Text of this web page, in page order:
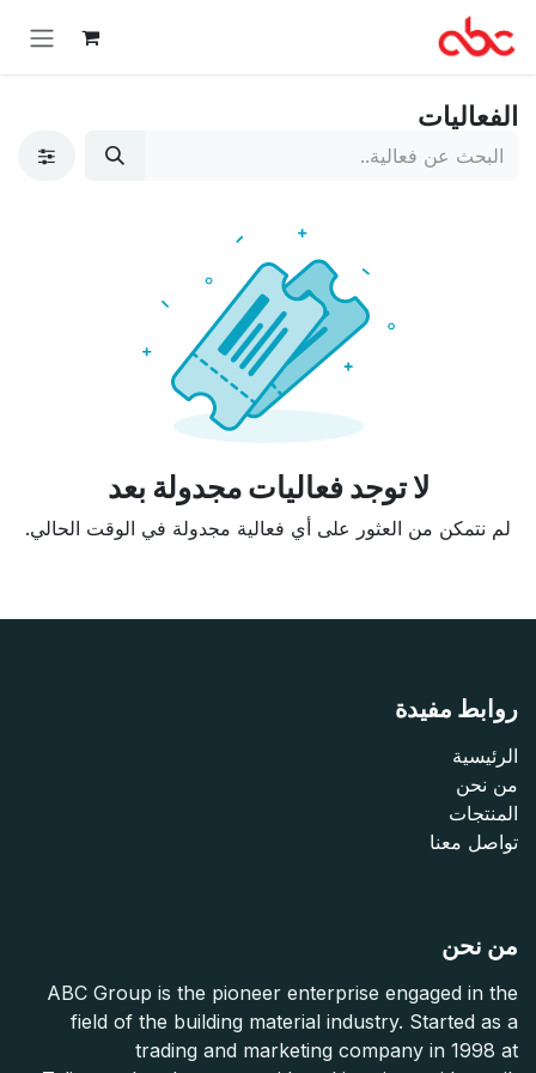
تخطي للذهاب إلى المحتوى
الفعاليات
لا توجد فعاليات مجدولة بعد
لم نتمكن من العثور على أي فعالية مجدولة في الوقت الحالي.
روابط مفيدة
الرئيسية
من نحن
المنتجات
تواصل معنا
من نحن
ABC Group is the pioneer enterprise engaged in the
field of the building material industry. Started as a
trading and marketing company in 1998 at